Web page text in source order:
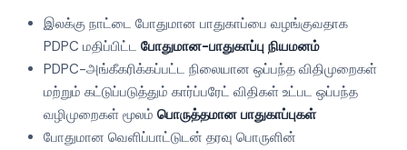
இலக்கு நாட்டை போதுமான பாதுகாப்பை வழங்குவதாக
PDPC மதிப்பிட்ட போதுமான-பாதுகாப்பு நியமனம்
PDPC-அங்கீகரிக்கப்பட்ட நிலையான ஒப்பந்த விதிமுறைகள்
மற்றும் கட்டுப்படுத்தும் கார்ப்பரேட் விதிகள் உட்பட ஒப்பந்த
வழிமுறைகள் மூலம் பொருத்தமான பாதுகாப்புகள்
போதுமான வெளிப்பாட்டுடன் தரவு பொருளின்